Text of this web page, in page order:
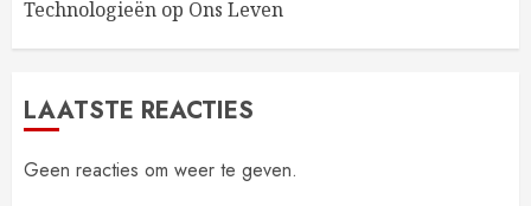
Technologieën op Ons Leven
LAATSTE REACTIES
Geen reacties om weer te geven.